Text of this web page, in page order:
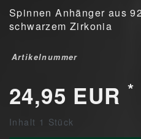
Spinnen Anhänger aus
schwarzem Zirkonia
Artikelnummer
24,95 EUR *
Inhalt 1 Stück